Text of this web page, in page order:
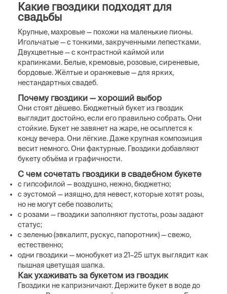
Какие гвоздики подходят для
свадьбы
Крупные, махровые — похожи на маленькие пионы.
Игольчатые — с тонкими, закрученными лепестками.
Двухцветные — с контрастной каймой или
крапинками. Белые, кремовые, розовые, сиреневые,
бордовые. Жёлтые и оранжевые — для ярких,
нестандартных свадеб.
Почему гвоздики — хороший выбор
Они стоят дёшево. Бюджетный букет из гвоздик
выглядит достойно, если его правильно собрать. Они
стойкие. Букет не завянет на жаре, не осыплется к
концу вечера. Они лёгкие. Даже крупная композиция
весит немного. Они фактурные. Гвоздики добавляют
букету объёма и графичности.
С чем сочетать гвоздики в свадебном букете
с гипсофилой — воздушно, нежно, бюджетно;
с эустомой — изящно, для невест, которые хотят розы,
но не могут себе позволить;
с розами — гвоздики заполняют пустоты, розы задают
статус;
с зеленью (эвкалипт, рускус, папоротник) — свежо,
естественно;
одни гвоздики — монобукет из 21–25 штук выглядит как
пышная цветущая шапка.
Как ухаживать за букетом из гвоздик
Гвоздики не капризничают. Держите букет в воде до